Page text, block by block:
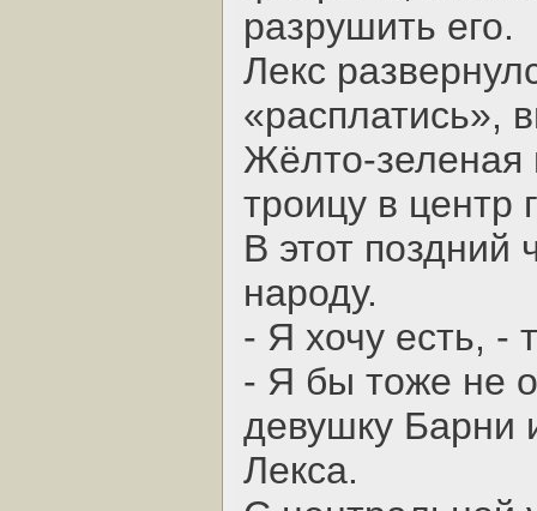
разрушить его.
Лекс
«расплатись»,
Жёлто-зеленая
троицу в центр
В этот поздний
народу.
- Я хочу есть, -
- Я бы тоже не
девушку Барни
Лекса.